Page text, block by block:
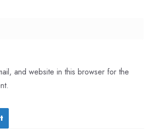
and website in this browser for the